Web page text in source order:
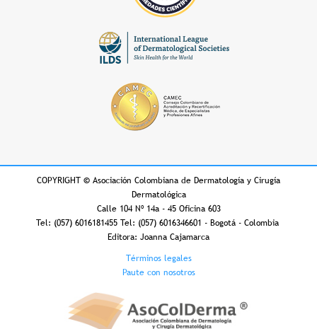
COPYRIGHT © Asociación Colombiana de Dermatología y Cirugía
Dermatológica
Calle 104 Nº 14a - 45 Oficina 603
Tel: (057) 6016181455 Tel: (057) 6016346601 - Bogotá - Colombia
Editora: Joanna Cajamarca
Términos legales
Paute con nosotros